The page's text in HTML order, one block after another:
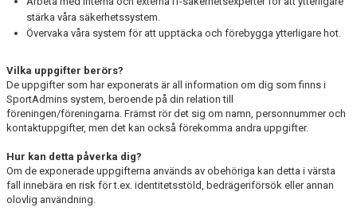
stärka våra säkerhetssystem.
Övervaka våra system för att upptäcka och förebygga ytterligare hot.
Vilka uppgifter berörs?
De uppgifter som har exponerats är all information om dig som finns i
SportAdmins system, beroende på din relation till
föreningen/föreningarna. Främst rör det sig om namn, personnummer och
kontaktuppgifter, men det kan också förekomma andra uppgifter.
Hur kan detta påverka dig?
Om de exponerade uppgifterna används av obehöriga kan detta i värsta
fall innebära en risk för t.ex. identitetsstöld, bedrägeriförsök eller annan
olovlig användning.